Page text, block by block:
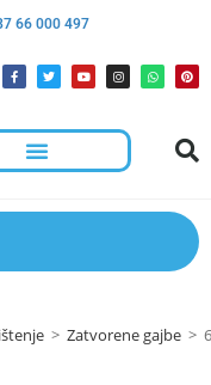
66 000 497
> Zatvorene gajbe >